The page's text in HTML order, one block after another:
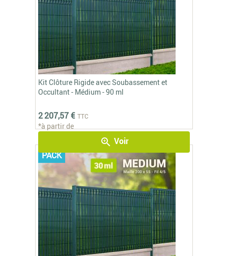
Kit Clôture Rigide avec Soubassement et
Occultant - Médium - 90 ml
2 207,57 € TTC
*à partir de
zoom_in Voir
PACK